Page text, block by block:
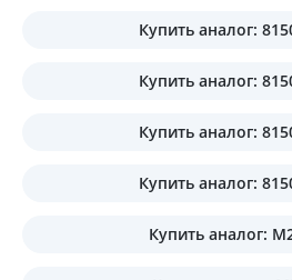
Купить аналог:
Купить аналог:
Купить аналог:
Купить аналог:
Купить аналог: